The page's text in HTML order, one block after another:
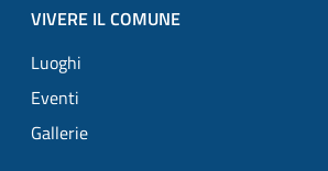
VIVERE IL COMUNE
Luoghi
Eventi
Gallerie